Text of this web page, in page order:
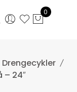
0
Drengecykler
– 24″